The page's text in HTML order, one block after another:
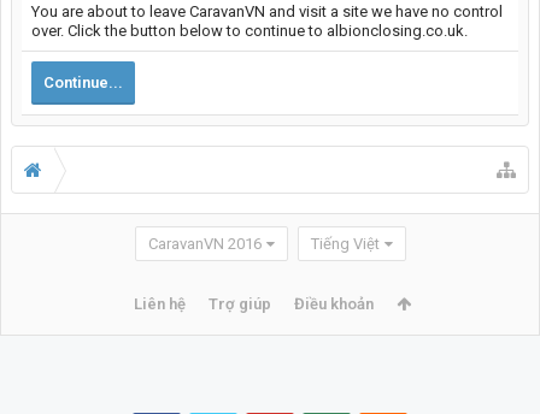
You are about to leave CaravanVN and visit a site we have no control
over. Click the button below to continue to albionclosing.co.uk.
Continue...
CaravanVN 2016 Tiếng Việt
Liên hệ Trợ giúp Điều khoản